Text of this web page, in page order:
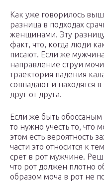
Как уже говорилось
разница в подходах
женщинами. Эту разницу
факт, что, когда люди
писают. Если же
направление струи
траектория падения
совпадают и находятся
друг от друга.
Если же быть
то нужно учесть то, что
этом есть вероятность
части это относится к
срет в рот мужчине.
что рот должен плотно
образом моча в рот не